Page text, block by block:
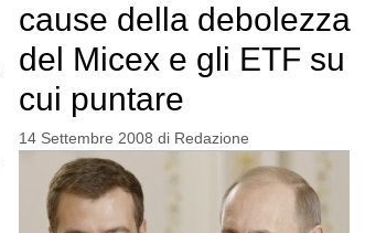
cause della debolezza
del Micex e gli ETF su
cui puntare
14 Settembre 2008 di Redazione